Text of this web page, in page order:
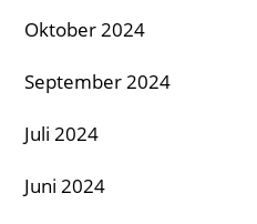
Oktober 2024
September 2024
Juli 2024
Juni 2024